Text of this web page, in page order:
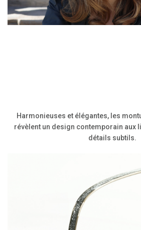
Harmonieuses et élégantes, les
révèlent un design contemporain aux
détails subtils.